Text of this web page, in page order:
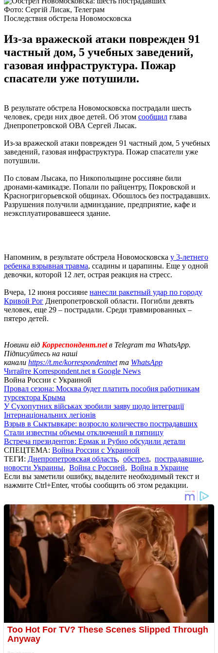
Фото: Сергій Лисак, Телеграм
Последствия обстрела Новомосковска
Из-за вражеской атаки поврежден 91
частный дом, 5 учебных заведений,
газовая инфраструктура. Пожар
спасатели уже потушили.
В результате обстрела Новомосковска пострадали шесть
человек, среди них двое детей. Об этом сообщил глава
Днепропетровской ОВА Сергей Лысак.
Из-за вражеской атаки поврежден 91 частный дом, 5 учебных
заведений, газовая инфраструктура. Пожар спасатели уже
потушили.
По словам Лысака, по Никопольщине россияне били
дронами-камикадзе. Попали по райцентру, Покровской и
Красногригорьевской общинах. Обошлось без пострадавших.
Разрушения получили админздание, предприятие, кафе и
неэксплуатировавшееся здание.
Напомним, в результате обстрела Новомосковска у 3-летнего
ребенка взрывная травма, ссадины и царапины. Еще у одной
девочки, которой 12 лет, острая реакция на стресс.
Вчера, 12 июня россияне нанесли ракетный удар по городу
Кривой Рог Днепропетровской области. Погибли девять
человек, еще 29 – пострадали. Среди травмированных –
пятеро детей.
Новини від Корреспондент.netв Telegram та WhatsApp.
Підписуйтесь на наші
канали https://t.me/korrespondentnetта WhatsApp
Читайте Korrespondent.net в Google News
Война России с Украиной
Провал сезона: Москва будет платить пособия работникам
турсектора Крыма
У Сухопутних військах зробили заяву щодо інтеграції
Інтернаціональних легіонів
Взрыв в Сыктывкаре: возросло количество пострадавших
Стали известны объемы отключений в пятницу
Встреча президентов: Ермак и Рубио обсудили детали
СПЕЦТЕМА: Война России с Украиной
ТЕГИ: Днепропетровская область, обстрел, пострадавшие,
новости Украины, Война с Россией, Война в Украине
Если вы заметили ошибку, выделите необходимый текст и
нажмите Ctrl+Enter, чтобы сообщить об этом редакции.